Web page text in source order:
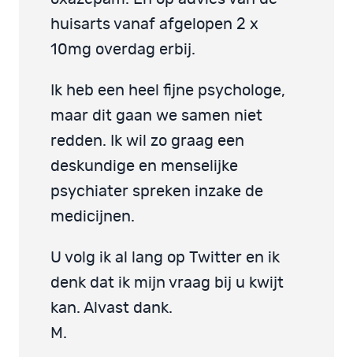
huisarts vanaf afgelopen 2 x
10mg overdag erbij.
Ik heb een heel fijne psychologe,
maar dit gaan we samen niet
redden. Ik wil zo graag een
deskundige en menselijke
psychiater spreken inzake de
medicijnen.
U volg ik al lang op Twitter en ik
denk dat ik mijn vraag bij u kwijt
kan. Alvast dank.
M.